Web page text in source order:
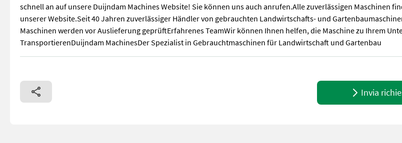
schnell an auf unsere Duijndam Machines Website! Sie können uns auch anrufen.Alle zuverlässigen Maschinen
unserer Website.Seit 40 Jahren zuverlässiger Händler von gebrauchten Landwirtschafts- und
Maschinen werden vor Auslieferung geprüftErfahrenes TeamWir können Ihnen helfen, die Maschine zu Ihrem
TransportierenDuijndam MachinesDer Spezialist in Gebrauchtmaschinen für Landwirtschaft und Gartenbau
Demaco Eckeband 90°25 cm Breit380 voltWeitere Informationen oder eine vollständige Angebot? Fragen Sie
Invia